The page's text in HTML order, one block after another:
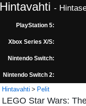
Hintavahti -
PlayStation 5:
Xbox Series X/S:
Nintendo Switch:
Nintendo Switch 2:
Hintavahti Pelit
LEGO Star Wars: